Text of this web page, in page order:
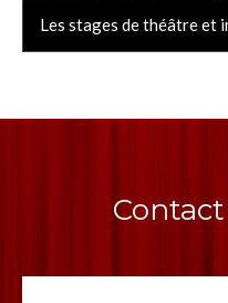
Les stages de théâtre et